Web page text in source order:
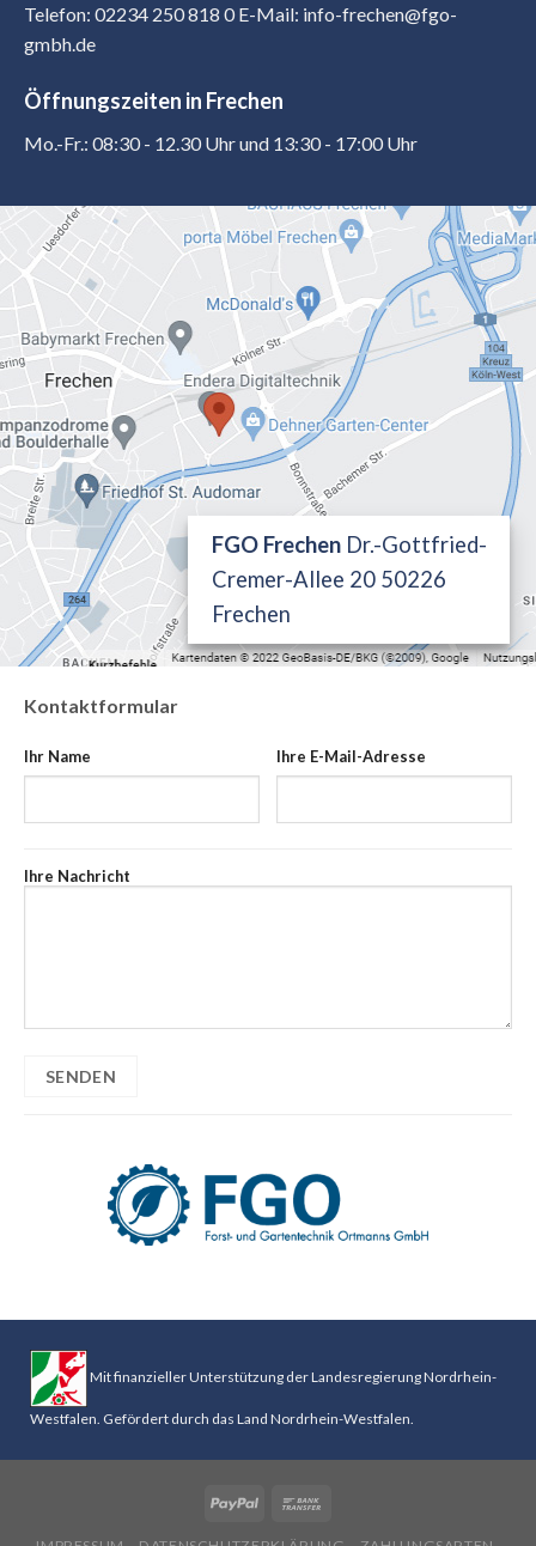
Telefon: 02234 250 818 0 E-Mail: info-frechen@fgo-
gmbh.de
Öffnungszeiten in Frechen
Mo.-Fr.: 08:30 - 12.30 Uhr und 13:30 - 17:00 Uhr
FGO FrechenDr.-Gottfried-
Cremer-Allee 20 50226
Frechen
Kontaktformular
Ihr Name Ihre E-Mail-Adresse
Ihre Nachricht
Mit finanzieller Unterstützung der Landesregierung Nordrhein-
Westfalen. Gefördert durch das Land Nordrhein-Westfalen.